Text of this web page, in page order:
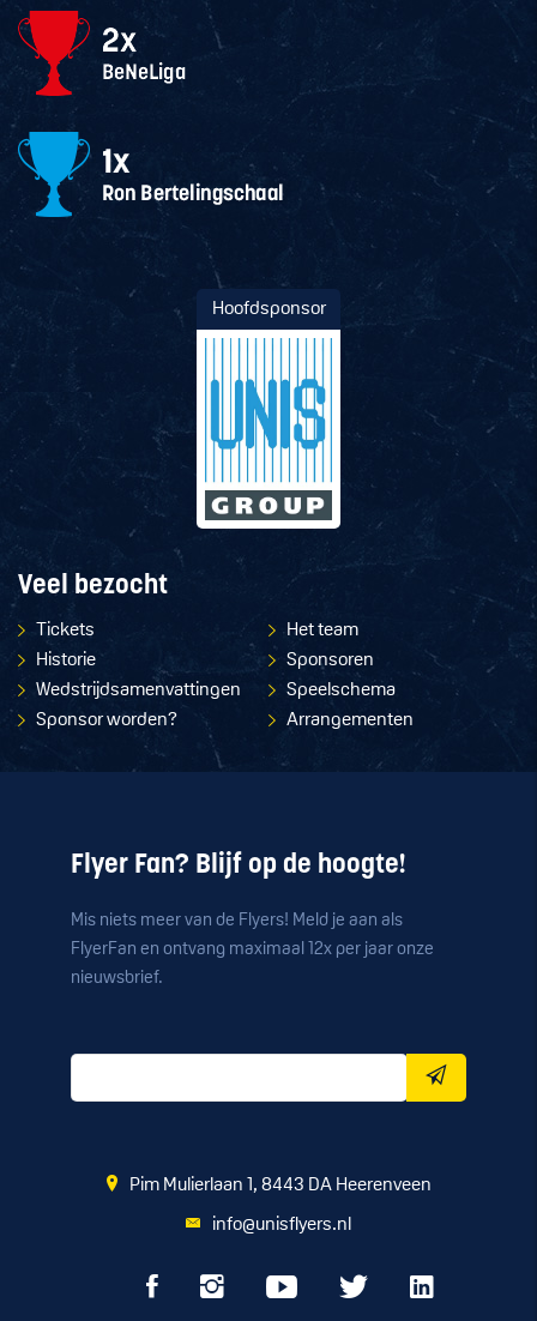
Hoofdsponsor
Veel bezocht
Tickets
Het team
Historie
Sponsoren
Wedstrijdsamenvattingen
Speelschema
Sponsor worden?
Arrangementen
Flyer Fan? Blijf op de hoogte!
Mis niets meer van de Flyers! Meld je aan als
FlyerFan en ontvang maximaal 12x per jaar onze
nieuwsbrief.
Pim Mulierlaan 1, 8443 DA Heerenveen
info@unisflyers.nl